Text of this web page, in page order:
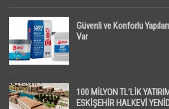
Güvenli ve Konforlu
Var
100 MİLYON TL’LİK
ESKİŞEHİR HALKEVİ